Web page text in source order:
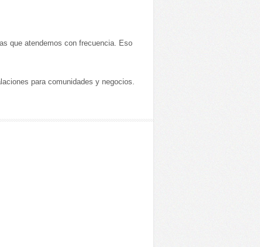
que atendemos con frecuencia. Eso
para comunidades y negocios.